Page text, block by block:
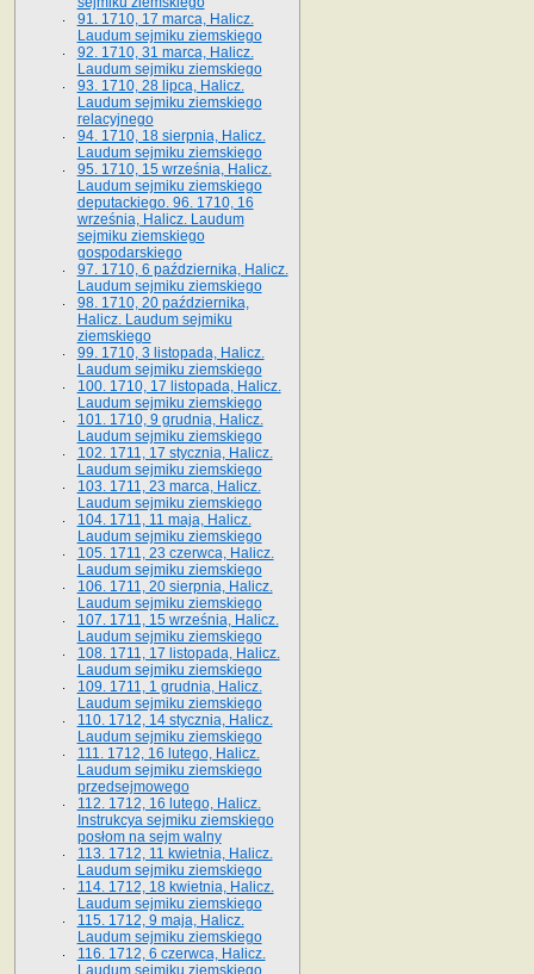
91. 1710, 17 marca, Halicz.
Laudum sejmiku ziemskiego
92. 1710, 31 marca, Halicz.
Laudum sejmiku ziemskiego
93. 1710, 28 lipca, Halicz.
Laudum sejmiku ziemskiego
relacyjnego
94. 1710, 18 sierpnia, Halicz.
Laudum sejmiku ziemskiego
95. 1710, 15 września, Halicz.
Laudum sejmiku ziemskiego
deputackiego. 96. 1710, 16
września, Halicz. Laudum
sejmiku ziemskiego
gospodarskiego
97. 1710, 6 października, Halicz.
Laudum sejmiku ziemskiego
98. 1710, 20 października,
Halicz. Laudum sejmiku
ziemskiego
99. 1710, 3 listopada, Halicz.
Laudum sejmiku ziemskiego
100. 1710, 17 listopada, Halicz.
Laudum sejmiku ziemskiego
101. 1710, 9 grudnia, Halicz.
Laudum sejmiku ziemskiego
102. 1711, 17 stycznia, Halicz.
Laudum sejmiku ziemskiego
103. 1711, 23 marca, Halicz.
Laudum sejmiku ziemskiego
104. 1711, 11 maja, Halicz.
Laudum sejmiku ziemskiego
105. 1711, 23 czerwca, Halicz.
Laudum sejmiku ziemskiego
106. 1711, 20 sierpnia, Halicz.
Laudum sejmiku ziemskiego
107. 1711, 15 września, Halicz.
Laudum sejmiku ziemskiego
108. 1711, 17 listopada, Halicz.
Laudum sejmiku ziemskiego
109. 1711, 1 grudnia, Halicz.
Laudum sejmiku ziemskiego
110. 1712, 14 stycznia, Halicz.
Laudum sejmiku ziemskiego
111. 1712, 16 lutego, Halicz.
Laudum sejmiku ziemskiego
przedsejmowego
112. 1712, 16 lutego, Halicz.
Instrukcya sejmiku ziemskiego
posłom na sejm walny
113. 1712, 11 kwietnia, Halicz.
Laudum sejmiku ziemskiego
114. 1712, 18 kwietnia, Halicz.
Laudum sejmiku ziemskiego
115. 1712, 9 maja, Halicz.
Laudum sejmiku ziemskiego
116. 1712, 6 czerwca, Halicz.
Laudum sejmiku ziemskiego